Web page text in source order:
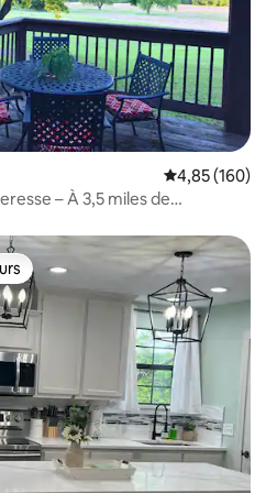
Évaluation
4,85 (160)
– À 3,5 miles de
les plus appréciés